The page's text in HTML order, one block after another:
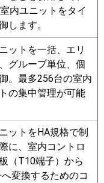
内ユニットをタイ
します。
ットを一括、エリ
グループ単位、個
。最多256台の室内
の集中管理が可能
ットをHA規格で制
に、室内コントロ
（T10端子）から
へ変換するためのコ